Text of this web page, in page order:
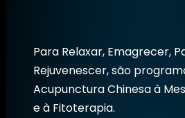
Para Relaxar, Emagrecer,
Rejuvenescer, são
Acupunctura Chinesa à
e à Fitoterapia.